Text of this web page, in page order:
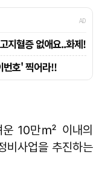
운 10만㎡ 이내의
비사업을 추진하는